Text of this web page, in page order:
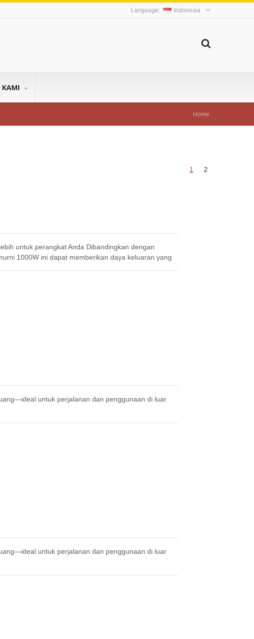
Indonesia
KAMI
Home
1 2
untuk perangkat Anda Dibandingkan dengan
1000W ini dapat memberikan daya keluaran yang
untuk perjalanan dan penggunaan di luar
untuk perjalanan dan penggunaan di luar